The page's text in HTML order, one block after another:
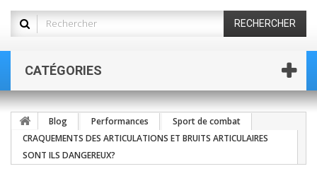
RECHERCHER
CATÉGORIES
Blog Performances
Sport de combat
CRAQUEMENTS DES ARTICULATIONS ET BRUITS ARTICULAIRES
SONT ILS DANGEREUX?